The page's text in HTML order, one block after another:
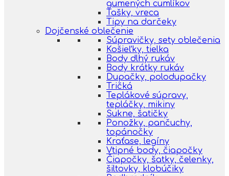
gumených cumlíkov
Tašky, vreca
Tipy na darčeky
Dojčenské oblečenie
Súpravičky, sety oblečenia
Košieľky, tielka
Body dlhý rukáv
Body krátky rukáv
Dupačky, polodupačky
Tričká
Teplákové súpravy,
tepláčky, mikiny
Sukne, šatičky
Ponožky, pančuchy,
topánočky
Kraťase, legíny
Vtipné body, čiapočky
Čiapočky, šatky, čelenky,
šiltovky, klobúčiky